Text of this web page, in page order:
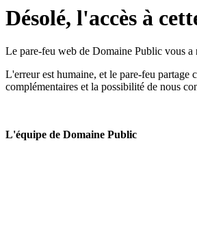
Désolé, l'accès à
Le pare-feu web de Domaine Public vous a
L'erreur est humaine, et le pare-feu partage
complémentaires et la possibilité de nous
L'équipe de Domaine Public